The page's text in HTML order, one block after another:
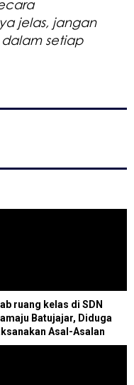
jelas, jangan
setiap
ruang kelas di SDN
Batujajar, Diduga
Asal-Asalan